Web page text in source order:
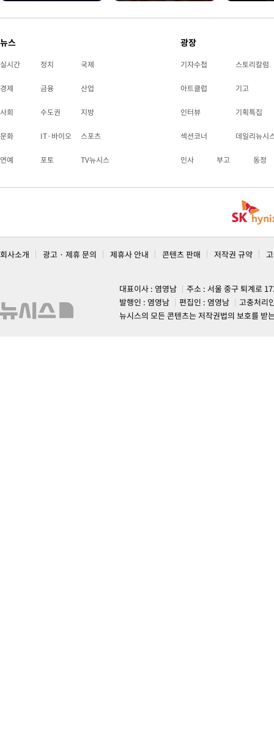
뉴스
실시간 정치 국제
경제 금융 산업
사회 수도권 지방
문화 IT·바이오 스포츠
연예 포토 TV뉴시스
광장
기자수첩 스토리칼럼
아트클럽 기고
인터뷰 기획특집
섹션코너 데일리뉴시
인사 부고 동정
회사소개 광고 · 제휴 문의 제휴사 안내 콘텐츠 판매 저작권 규약
대표이사 : 염영남
주소 : 서울 중구 퇴계로
발행인 : 염영남
편집인 : 염영남
고충처리
뉴시스의 모든 콘텐츠는 저작권법의 보호를